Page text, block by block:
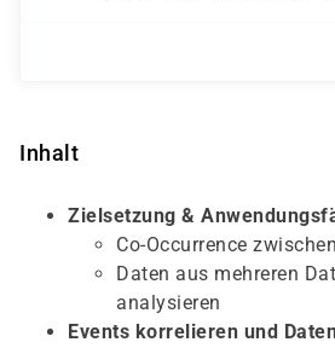
Inhalt
Zielsetzung &
Co-Occurrence
Daten aus mehreren
analysieren
Events korrelieren und